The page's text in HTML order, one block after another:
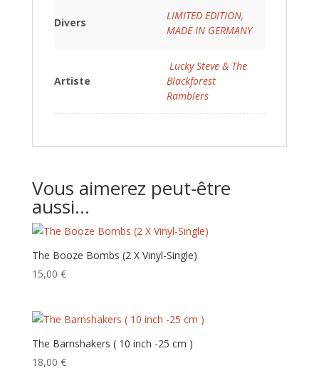
Divers
LIMITED EDITION,
MADE IN GERMANY
Artiste
Lucky Steve & The
Blackforest
Ramblers
Vous aimerez peut-être
aussi…
The Booze Bombs (2 X Vinyl-Single)
15,00 €
The Barnshakers ( 10 inch -25 cm )
18,00 €